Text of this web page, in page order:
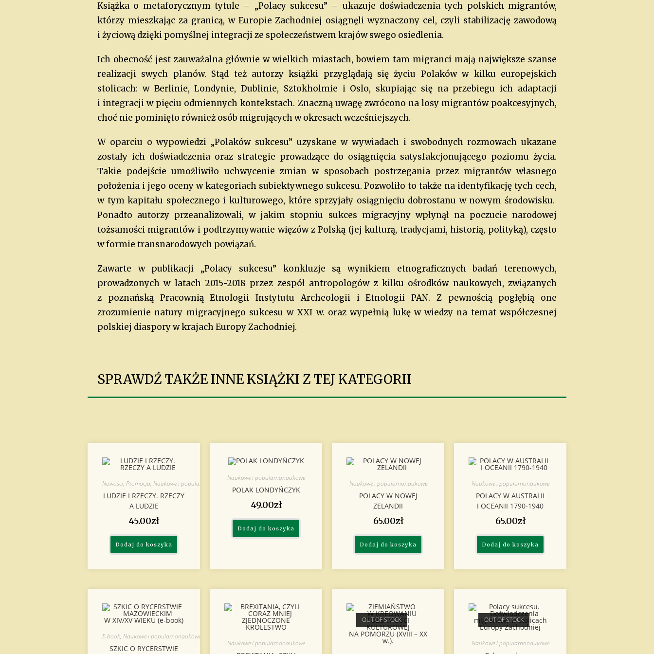
Książka o metaforycznym tytule – „Polacy sukcesu” – ukazuje doświadczenia tych polskich migrantów,
którzy mieszkając za granicą, w Europie Zachodniej osiągnęli wyznaczony cel, czyli stabilizację zawodową
i życiową dzięki pomyślnej integracji ze społeczeństwem krajów swego osiedlenia.
Ich obecność jest zauważalna głównie w wielkich miastach, bowiem tam migranci mają największe szanse
realizacji swych planów. Stąd też autorzy książki przyglądają się życiu Polaków w kilku europejskich
stolicach: w Berlinie, Londynie, Dublinie, Sztokholmie i Oslo, skupiając się na przebiegu ich adaptacji
i integracji w pięciu odmiennych kontekstach. Znaczną uwagę zwrócono na losy migrantów poakcesyjnych,
choć nie pominięto również osób migrujących w okresach wcześniejszych.
W oparciu o wypowiedzi „Polaków sukcesu” uzyskane w wywiadach i swobodnych rozmowach ukazane
zostały ich doświadczenia oraz strategie prowadzące do osiągnięcia satysfakcjonującego poziomu życia.
Takie podejście umożliwiło uchwycenie zmian w sposobach postrzegania przez migrantów własnego
położenia i jego oceny w kategoriach subiektywnego sukcesu. Pozwoliło to także na identyfikację tych cech,
w tym kapitału społecznego i kulturowego, które sprzyjały osiągnięciu dobrostanu w nowym środowisku.
Ponadto autorzy przeanalizowali, w jakim stopniu sukces migracyjny wpłynął na poczucie narodowej
tożsamości migrantów i podtrzymywanie więzów z Polską (jej kulturą, tradycjami, historią, polityką), często
w formie transnarodowych powiązań.
Zawarte w publikacji „Polacy sukcesu” konkluzje są wynikiem etnograficznych badań terenowych,
prowadzonych w latach 2015-2018 przez zespół antropologów z kilku ośrodków naukowych, związanych
z poznańską Pracownią Etnologii Instytutu Archeologii i Etnologii PAN. Z pewnością pogłębią one
zrozumienie natury migracyjnego sukcesu w XXI w. oraz wypełnią lukę w wiedzy na temat współczesnej
polskiej diaspory w krajach Europy Zachodniej.
SPRAWDŹ TAKŻE INNE KSIĄŻKI Z TEJ KATEGORII
Nowości, Promocja, Naukowe i popularnonaukowe
LUDZIE I RZECZY. RZECZY
A LUDZIE
45.00zł
Dodaj do koszyka
Naukowe i popularnonaukowe
POLAK LONDYŃCZYK
49.00zł
Dodaj do koszyka
Naukowe i popularnonaukowe
POLACY W NOWEJ
ZELANDII
65.00zł
Dodaj do koszyka
Naukowe i popularnonaukowe
POLACY W AUSTRALII
I OCEANII 1790-1940
65.00zł
Dodaj do koszyka
E-book, Naukowe i popularnonaukowe
SZKIC O RYCERSTWIE
Naukowe i popularnonaukowe
OUT OF STOCK OUT OF STOCK
Naukowe i popularnonaukowe